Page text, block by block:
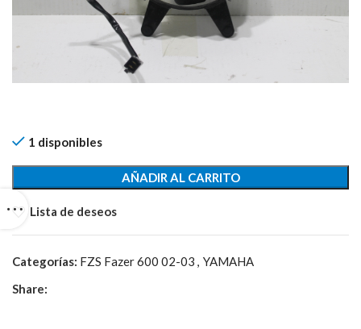
1 disponibles
AÑADIR AL CARRITO
Lista de deseos
Categorías: FZS Fazer 600 02-03 , YAMAHA
Share: